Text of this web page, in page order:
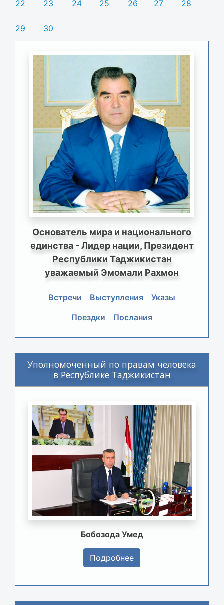
22 23 24 25 26 27 28
29 30
Основатель мира и национального
единства - Лидер нации, Президент
Республики Таджикистан
уважаемый Эмомали Рахмон
Встречи Выступления
Указы
Поездки
Послания
Уполномоченный по правам человека
в Республике Таджикистан
Бобозода Умед
Подробнее